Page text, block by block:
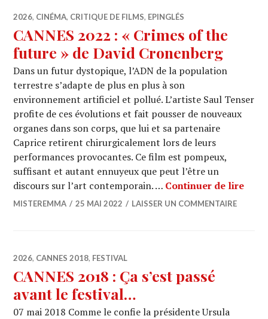
2026, CINÉMA, CRITIQUE DE FILMS, EPINGLÉS
CANNES 2022 : « Crimes of the
future » de David Cronenberg
Dans un futur dystopique, l’ADN de la population
terrestre s’adapte de plus en plus à son
environnement artificiel et pollué. L’artiste Saul Tenser
profite de ces évolutions et fait pousser de nouveaux
organes dans son corps, que lui et sa partenaire
Caprice retirent chirurgicalement lors de leurs
performances provocantes. Ce film est pompeux,
suffisant et autant ennuyeux que peut l’être un
discours sur l’art contemporain. … Continuer de lire
MISTEREMMA 25 MAI 2022 LAISSER UN COMMENTAIRE
2026, CANNES 2018, FESTIVAL
CANNES 2018 : Ça s’est passé
avant le festival…
07 mai 2018 Comme le confie la présidente Ursula